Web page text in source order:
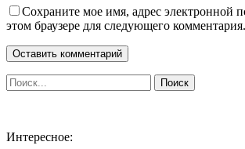
Сохраните мое имя, адрес электронной
этом браузере для следующего комментария.
Интересное: